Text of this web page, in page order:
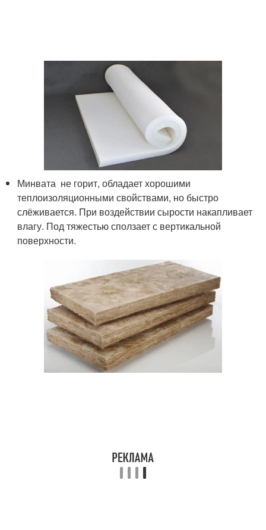
Минвата не горит, обладает хорошими
теплоизоляционными свойствами, но быстро
слёживается. При воздействии сырости накапливает
влагу. Под тяжестью сползает с вертикальной
поверхности.